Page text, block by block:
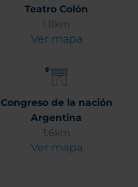
Teatro Colón
1.11km
Ver mapa
Congreso de la nación
Argentina
1.6km
Ver mapa